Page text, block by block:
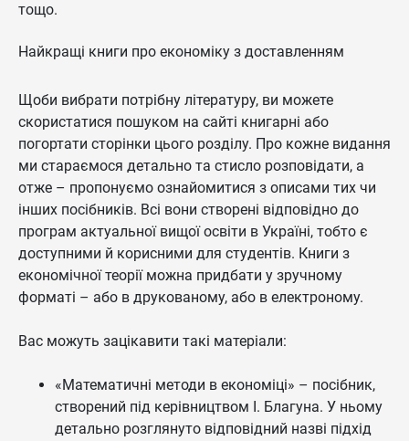
тощо.
Найкращі книги про економіку з доставленням
Щоби вибрати потрібну літературу, ви можете
скористатися пошуком на сайті книгарні або
погортати сторінки цього розділу. Про кожне видання
ми стараємося детально та стисло розповідати, а
отже – пропонуємо ознайомитися з описами тих чи
інших посібників. Всі вони створені відповідно до
програм актуальної вищої освіти в Україні, тобто є
доступними й корисними для студентів. Книги з
економічної теорії можна придбати у зручному
форматі – або в друкованому, або в електроному.
Вас можуть зацікавити такі матеріали:
«Математичні методи в економіці» – посібник,
створений під керівництвом І. Благуна. У ньому
детально розглянуто відповідний назві підхід